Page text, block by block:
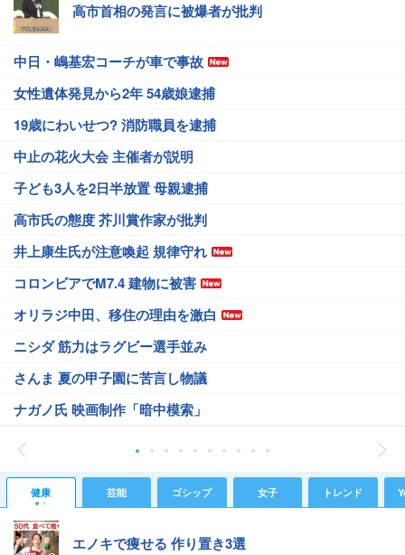
高市首相の発言に被爆者が批判
中日・嶋基宏コーチが車で事故
女性遺体発見から2年 54歳娘逮捕
19歳にわいせつ? 消防職員を逮捕
中止の花火大会 主催者が説明
子ども3人を2日半放置 母親逮捕
高市氏の態度 芥川賞作家が批判
井上康生氏が注意喚起 規律守れ
コロンビアでM7.4 建物に被害
オリラジ中田、移住の理由を激白
ニシダ 筋力はラグビー選手並み
さんま 夏の甲子園に苦言し物議
ナガノ氏 映画制作「暗中模索」
健康 芸能 ゴシップ 女子 トレンド
エノキで痩せる 作り置き3選